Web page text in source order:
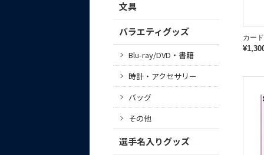
文具
バラエティグッズ
Blu-ray/DVD・書籍
時計・アクセサリー
バッグ
その他
選手名入りグッズ
カー